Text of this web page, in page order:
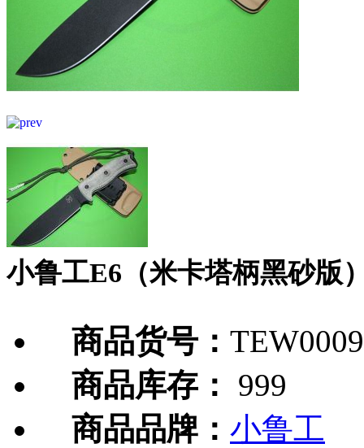
小鲁工E6（米卡塔柄黑砂版
商品货号：
商品库存：
999
商品品牌： 小鲁工